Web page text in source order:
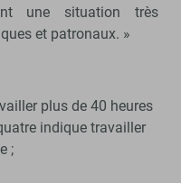
une situation très
et patronaux. »
plus de 40 heures
indique travailler
;